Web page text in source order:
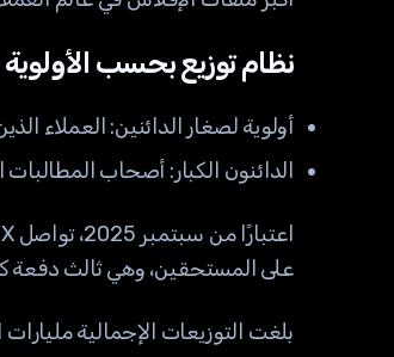
نظام توزيع بحسب الأولوية
أولوية لصغار الدائنين: العملاء الذين تقل مطالباتهم عن 50,000 دولار
الدائنون الكبار: أصحاب
على المستحقين، وهي ثالث دفعة
بلغت التوزيعات الإجمالية